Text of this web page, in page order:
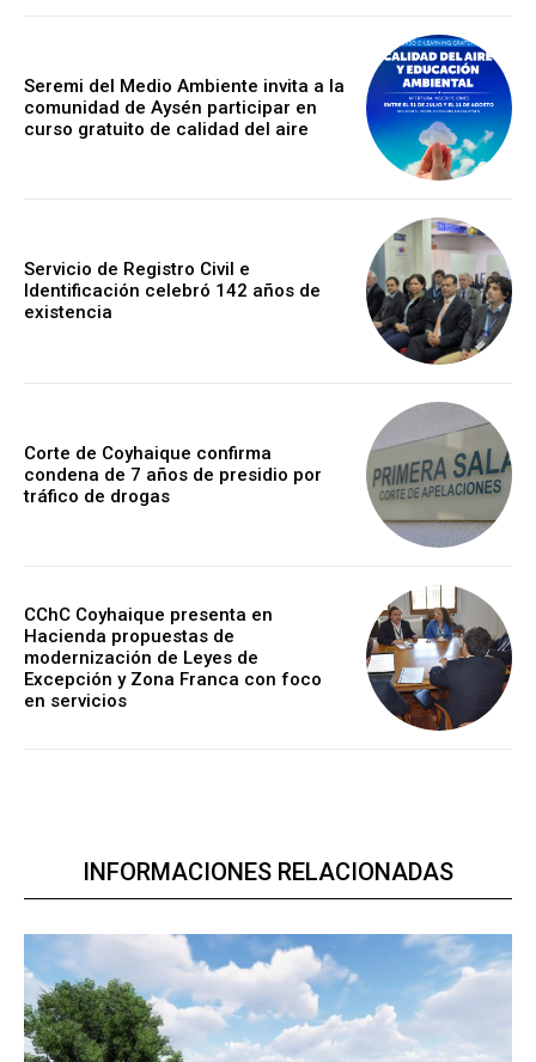
Seremi del Medio Ambiente invita a la
comunidad de Aysén participar en
curso gratuito de calidad del aire
Servicio de Registro Civil e
Identificación celebró 142 años de
existencia
Corte de Coyhaique confirma
condena de 7 años de presidio por
tráfico de drogas
CChC Coyhaique presenta en
Hacienda propuestas de
modernización de Leyes de
Excepción y Zona Franca con foco
en servicios
INFORMACIONES RELACIONADAS